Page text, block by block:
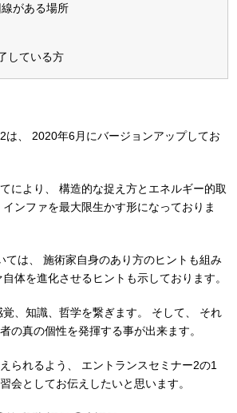
がある場所
している方
、
2020年6月にバージョンアップしてお
により、
構造的な捉え方とエネルギー的取
インファを最大限生かす形になっておりま
は、
施術家自身のあり方のヒントも組み
体を進化させるヒントも示しております。
、知識、哲学を繋ぎます。 そして、
それ
の真の個性を発揮する事が出来ます。
られるよう、
エントランスセミナー2の1
会としてお伝えしたいと思います。